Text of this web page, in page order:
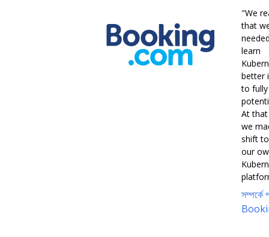
"We
that
learn
better
to
At
we
shift
our
সম্পর্কে